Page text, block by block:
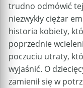
trudno odmówić
niezwykły ciężar
historia kobiety,
poprzednie
poczuciu utraty,
wyjaśnić. O
zamienił się w